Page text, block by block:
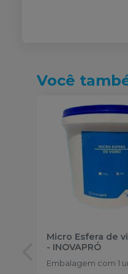
Você
Micro Esfera de
- INOVAPRÓ
Embalagem com 1